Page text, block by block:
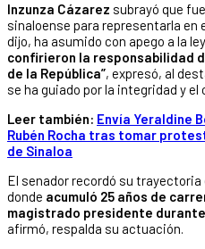
Inzunza Cázarez subrayó que
sinaloense para representarla en
dijo, ha asumido con apego a la
confirieron la responsabilidad
de la República”, expresó, al
se ha guiado por la integridad y
Leer también: Envía Yeraldine
Rubén Rocha tras tomar
de Sinaloa
El senador recordó su trayectoria
donde acumuló 25 años de
magistrado presidente durante
afirmó, respalda su actuación.